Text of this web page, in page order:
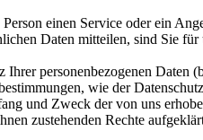
einen Service oder ein
Daten mitteilen, sind Sie
Ihrer personenbezogenen
wie der
und Zweck der von uns
zustehenden Rechte